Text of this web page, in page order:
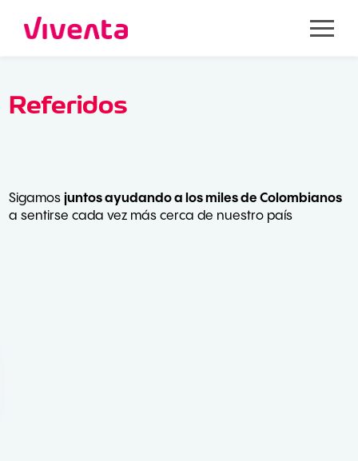
Referidos
Sigamosjuntos ayudando a los miles de Colombianos
a sentirse cada vez más cerca de nuestro país